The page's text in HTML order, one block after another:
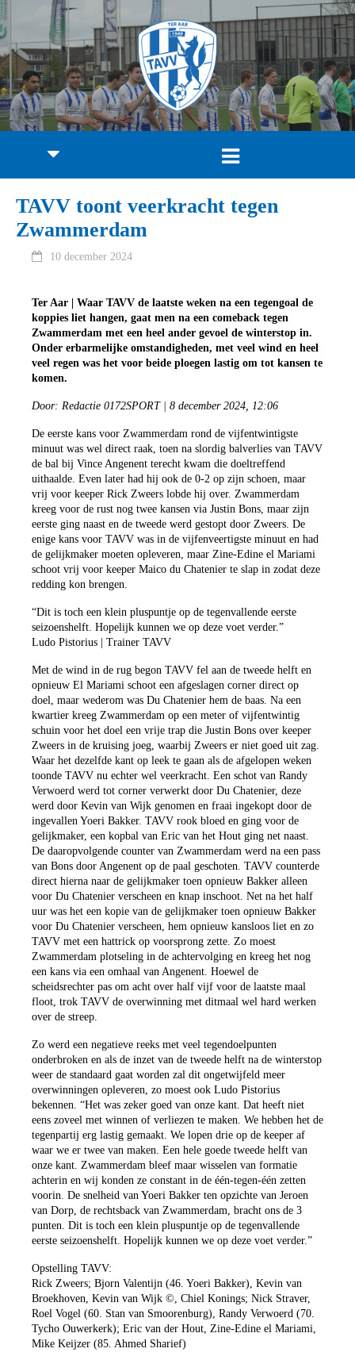
TAVV toont veerkracht tegen
Zwammerdam
10 december 2024
Ter Aar | Waar TAVV de laatste weken na een tegengoal de
koppies liet hangen, gaat men na een comeback tegen
Zwammerdam met een heel ander gevoel de winterstop in.
Onder erbarmelijke omstandigheden, met veel wind en heel
veel regen was het voor beide ploegen lastig om tot kansen te
komen.
Door: Redactie 0172SPORT | 8 december 2024, 12:06
De eerste kans voor Zwammerdam rond de vijfentwintigste
minuut was wel direct raak, toen na slordig balverlies van TAVV
de bal bij Vince Angenent terecht kwam die doeltreffend
uithaalde. Even later had hij ook de 0-2 op zijn schoen, maar
vrij voor keeper Rick Zweers lobde hij over. Zwammerdam
kreeg voor de rust nog twee kansen via Justin Bons, maar zijn
eerste ging naast en de tweede werd gestopt door Zweers. De
enige kans voor TAVV was in de vijfenveertigste minuut en had
de gelijkmaker moeten opleveren, maar Zine-Edine el Mariami
schoot vrij voor keeper Maico du Chatenier te slap in zodat deze
redding kon brengen.
“Dit is toch een klein pluspuntje op de tegenvallende eerste
seizoenshelft. Hopelijk kunnen we op deze voet verder.”
Ludo Pistorius | Trainer TAVV
Met de wind in de rug begon TAVV fel aan de tweede helft en
opnieuw El Mariami schoot een afgeslagen corner direct op
doel, maar wederom was Du Chatenier hem de baas. Na een
kwartier kreeg Zwammerdam op een meter of vijfentwintig
schuin voor het doel een vrije trap die Justin Bons over keeper
Zweers in de kruising joeg, waarbij Zweers er niet goed uit zag.
Waar het dezelfde kant op leek te gaan als de afgelopen weken
toonde TAVV nu echter wel veerkracht. Een schot van Randy
Verwoerd werd tot corner verwerkt door Du Chatenier, deze
werd door Kevin van Wijk genomen en fraai ingekopt door de
ingevallen Yoeri Bakker. TAVV rook bloed en ging voor de
gelijkmaker, een kopbal van Eric van het Hout ging net naast.
De daaropvolgende counter van Zwammerdam werd na een pass
van Bons door Angenent op de paal geschoten. TAVV counterde
direct hierna naar de gelijkmaker toen opnieuw Bakker alleen
voor Du Chatenier verscheen en knap inschoot. Net na het half
uur was het een kopie van de gelijkmaker toen opnieuw Bakker
voor Du Chatenier verscheen, hem opnieuw kansloos liet en zo
TAVV met een hattrick op voorsprong zette. Zo moest
Zwammerdam plotseling in de achtervolging en kreeg het nog
een kans via een omhaal van Angenent. Hoewel de
scheidsrechter pas om acht over half vijf voor de laatste maal
floot, trok TAVV de overwinning met ditmaal wel hard werken
over de streep.
Zo werd een negatieve reeks met veel tegendoelpunten
onderbroken en als de inzet van de tweede helft na de winterstop
weer de standaard gaat worden zal dit ongetwijfeld meer
overwinningen opleveren, zo moest ook Ludo Pistorius
bekennen. “Het was zeker goed van onze kant. Dat heeft niet
eens zoveel met winnen of verliezen te maken. We hebben het de
tegenpartij erg lastig gemaakt. We lopen drie op de keeper af
waar we er twee van maken. Een hele goede tweede helft van
onze kant. Zwammerdam bleef maar wisselen van formatie
achterin en wij konden ze constant in de één-tegen-één zetten
voorin. De snelheid van Yoeri Bakker ten opzichte van Jeroen
van Dorp, de rechtsback van Zwammerdam, bracht ons de 3
punten. Dit is toch een klein pluspuntje op de tegenvallende
eerste seizoenshelft. Hopelijk kunnen we op deze voet verder.”
Opstelling TAVV:
Rick Zweers; Bjorn Valentijn (46. Yoeri Bakker), Kevin van
Broekhoven, Kevin van Wijk ©, Chiel Konings; Nick Straver,
Roel Vogel (60. Stan van Smoorenburg), Randy Verwoerd (70.
Tycho Ouwerkerk); Eric van der Hout, Zine-Edine el Mariami,
Mike Keijzer (85. Ahmed Sharief)